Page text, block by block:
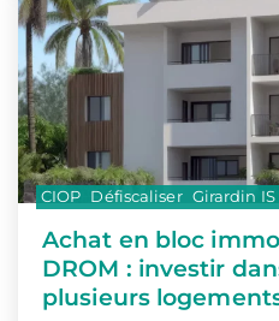
Achat en bloc
DROM : investir
plusieurs
CIOP Défiscaliser Girardin IS